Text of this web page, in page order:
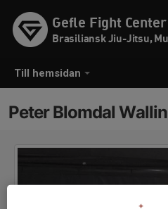
Till hemsidan
Gefle Fight Center
Peter Blomdal Wallin